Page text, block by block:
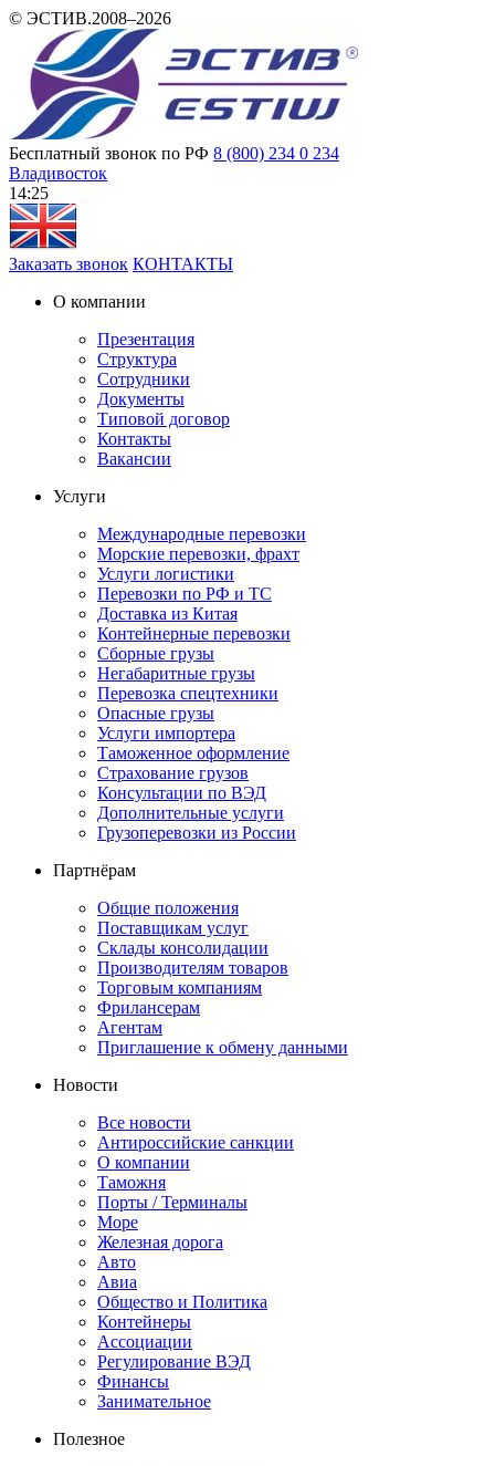
© ЭСТИВ.2008–2026
Бесплатный звонок по РФ 8 (800) 234 0 234
Владивосток
14 25
Заказать звонок КОНТАКТЫ
О компании
Презентация
Структура
Сотрудники
Документы
Типовой договор
Контакты
Вакансии
Услуги
Международные перевозки
Морские перевозки, фрахт
Услуги логистики
Перевозки по РФ и ТС
Доставка из Китая
Контейнерные перевозки
Сборные грузы
Негабаритные грузы
Перевозка спецтехники
Опасные грузы
Услуги импортера
Таможенное оформление
Страхование грузов
Консультации по ВЭД
Дополнительные услуги
Грузоперевозки из России
Партнёрам
Общие положения
Поставщикам услуг
Склады консолидации
Производителям товаров
Торговым компаниям
Фрилансерам
Агентам
Приглашение к обмену данными
Новости
Все новости
Антироссийские санкции
О компании
Таможня
Порты / Терминалы
Море
Железная дорога
Авто
Авиа
Общество и Политика
Контейнеры
Ассоциации
Регулирование ВЭД
Финансы
Занимательное
Полезное